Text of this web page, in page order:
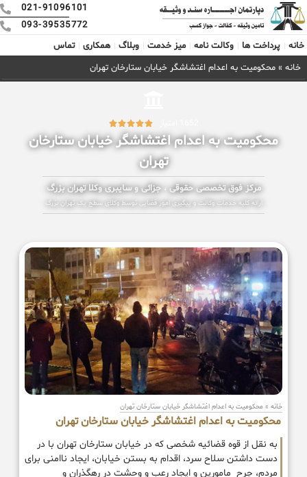
021-91096101
093-39535772
خانه
پرداخت ها وکالت نامه میز خدمت وبلاگ همکاری
تماس
خانه » محکومیت به اعدام اغتشاشگر خیابان ستارخان تهران





محکومیت به اعدام اغتشاشگر خیابان ستارخان
تهران
مرکز فوق تخصصی حقوقی ، جزائی و سایبری وکلا تهران بزرگ
ارائه کلیه خدمات وکالت و پیگیری امور قضایی توسط وکلای سطح یک تهران بزرگ
خانه » محکومیت به اعدام اغتشاشگر خیابان ستارخان تهران
محکومیت به اعدام اغتشاشگر خیابان ستارخان تهران
به نقل از قوه قضائیه شخصی که در خیابان ستارخان تهران با در
دست داشتن سلاح سرد، اقدام به بستن خیابان، ایجاد ناامنی برای
مردم، جرح مامورین و ایجاد رعب و وحشت در رهگذران و